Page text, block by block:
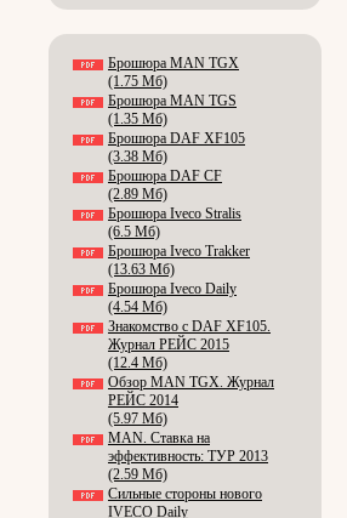
Брошюра MAN TGX
(1.75 Мб)
Брошюра MAN TGS
(1.35 Мб)
Брошюра DAF XF105
(3.38 Мб)
Брошюра DAF CF
(2.89 Мб)
Брошюра Iveco Stralis
(6.5 Мб)
Брошюра Iveco Trakker
(13.63 Мб)
Брошюра Iveco Daily
(4.54 Мб)
Знакомство с DAF XF105.
Журнал РЕЙС 2015
(12.4 Мб)
Обзор MAN TGX. Журнал
РЕЙС 2014
(5.97 Мб)
MAN. Ставка на
эффективность: ТУР 2013
(2.59 Мб)
Сильные стороны нового
IVECO Daily